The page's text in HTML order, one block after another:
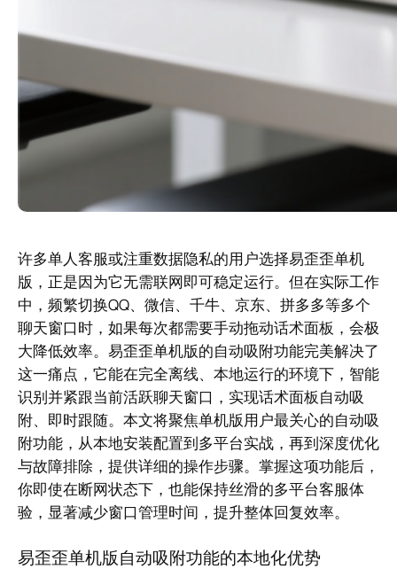
许多单人客服或注重数据隐私的用户选择易歪歪单机
版，正是因为它无需联网即可稳定运行。但在实际工作
中，频繁切换QQ、微信、千牛、京东、拼多多等多个
聊天窗口时，如果每次都需要手动拖动话术面板，会极
大降低效率。易歪歪单机版的自动吸附功能完美解决了
这一痛点，它能在完全离线、本地运行的环境下，智能
识别并紧跟当前活跃聊天窗口，实现话术面板自动吸
附、即时跟随。本文将聚焦单机版用户最关心的自动吸
附功能，从本地安装配置到多平台实战，再到深度优化
与故障排除，提供详细的操作步骤。掌握这项功能后，
你即使在断网状态下，也能保持丝滑的多平台客服体
验，显著减少窗口管理时间，提升整体回复效率。
易歪歪单机版自动吸附功能的本地化优势